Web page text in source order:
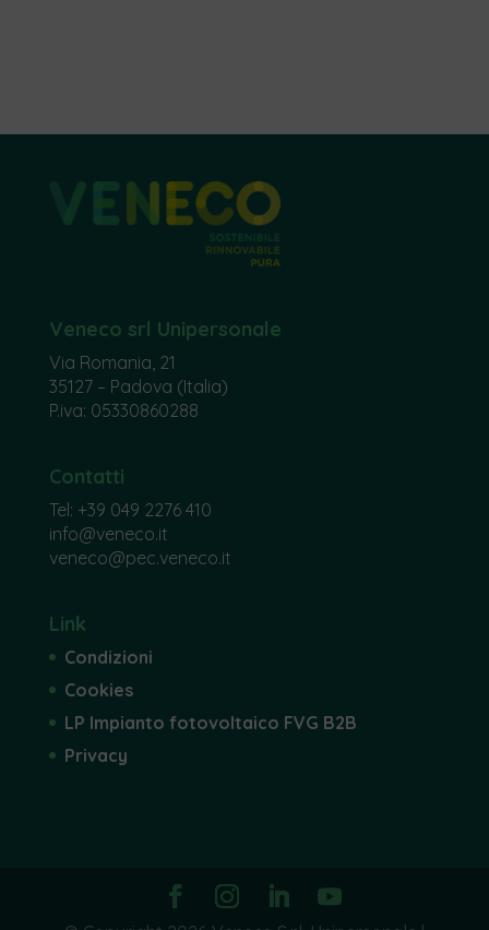
Veneco srl Unipersonale
Via Romania, 21
35127 – Padova (Italia)
P.iva: 05330860288
Contatti
Tel: +39 049 2276 410
info@veneco.it
veneco@pec.veneco.it
Link
Condizioni
Cookies
LP Impianto fotovoltaico FVG B2B
Privacy